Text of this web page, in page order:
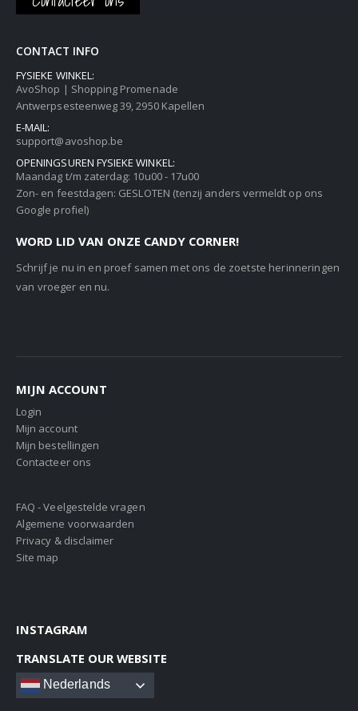
CONTACT INFO
FYSIEKE WINKEL:
AvoShop | Shopping Promenade
Antwerpsesteenweg 39, 2950 Kapellen
E-MAIL:
support@avoshop.be
OPENINGSUREN FYSIEKE WINKEL:
Maandag t/m zaterdag: 10u00 - 17u00
Zon- en feestdagen: GESLOTEN (tenzij anders vermeldt op ons
Google profiel)
WORD LID VAN ONZE CANDY CORNER!
Schrijf je nu in en proef samen met ons de zoetste herinneringen
van vroeger en nu.
MIJN ACCOUNT
Login
Mijn account
Mijn bestellingen
Contacteer ons
FAQ - Veelgestelde vragen
Algemene voorwaarden
Privacy & disclaimer
Site map
INSTAGRAM
TRANSLATE OUR WEBSITE
Nederlands